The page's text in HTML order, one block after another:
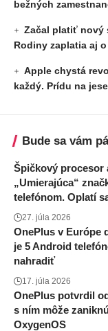
bežných
Začal platiť nový
Rodiny zaplatia aj
Apple chystá
každý. Prídu na
Bude sa vám
Špičkový procesor
„Umierajúca“
telefónom. Oplatí
27. júla 2026
OnePlus v Európe
je 5 Android
nahradiť
17. júla 2026
OnePlus potvrdil
s ním môže
OxygenOS